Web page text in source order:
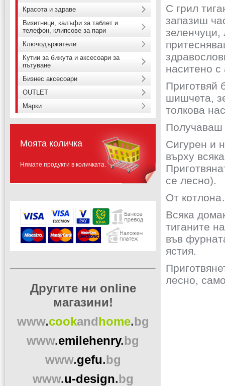
С грил
запазиш
наситено с
Приготвяй
шишчета,
толкова
Получаваш
Сигурен и
върху
се лесно).
От
Всяка
тиганите
във
ястия.
лесно,
Красота и здраве
Визитници, калъфи за таблет и
телефон, клипсове за пари
Ключодържатели
Кутии за бижута и аксесоари за
пътуване
Бизнес аксесоари
OUTLET
Марки
Моята количка
Нямате продукти в количката.
Другите ни online
магазини!
www.cookandhome.bg
www.emilehenry.bg
www.gefu.bg
www.u-design.bg